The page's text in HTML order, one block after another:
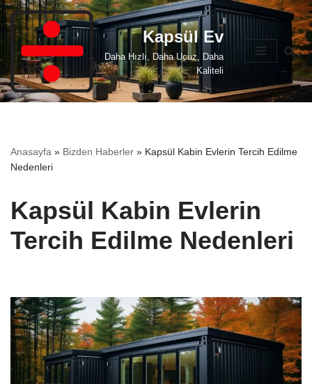
İçeriğe
geç
Kapsül Ev
Daha Hızlı, Daha Ucuz, Daha
Kaliteli
Anasayfa » Bizden Haberler » Kapsül Kabin Evlerin Tercih Edilme
Nedenleri
Kapsül Kabin Evlerin
Tercih Edilme Nedenleri